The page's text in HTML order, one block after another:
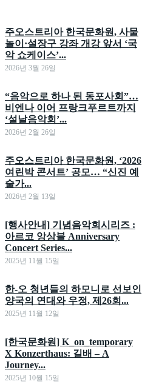
주오스트리아 한국문화원, 사물
놀이·설장구 강좌 개강 앞서 ‘국
악 쇼케이스’...
2026년 3월 26일
“음악으로 하나 된 동포사회”…
비엔나 이어 프랑크푸르트까지
‘설날음악회’...
2026년 2월 26일
주오스트리아 한국문화원, ‘2026
여린박 콘서트’ 공모… “신진 예
술가...
2026년 2월 13일
[행사안내] 기념음악회시리즈 :
아르코 앙상블 Anniversary
Concert Series...
2025년 11월 15일
한-오 청년들의 하모니로 선보인
양국의 연대와 우정, 제26회...
2025년 11월 12일
[한국문화원] K_on_temporary
X Konzerthaus: 길배 – A
Journey...
2025년 10월 15일